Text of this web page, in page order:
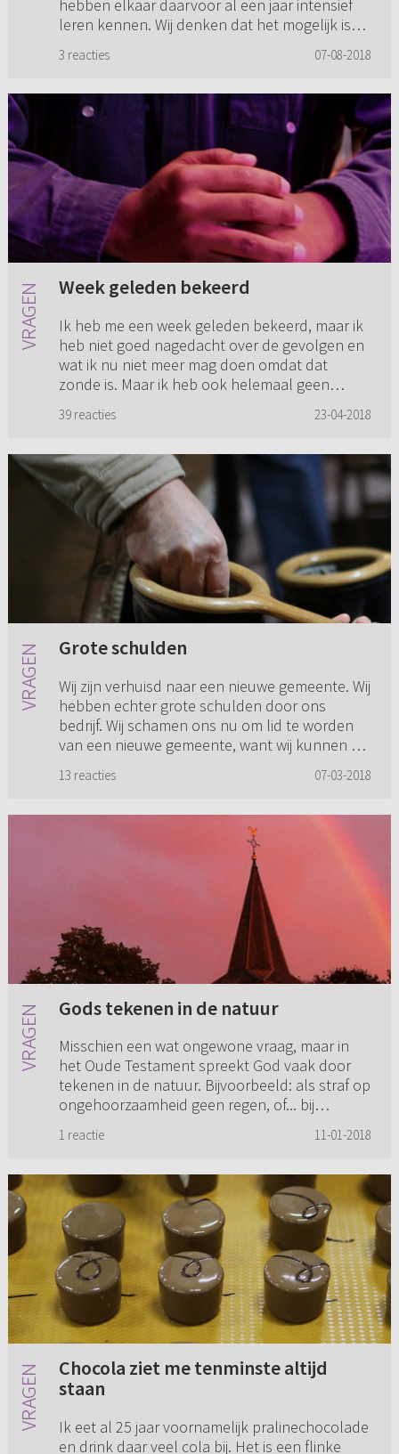
hebben elkaar daarvoor al een jaar intensief
leren kennen. Wij denken dat het mogelijk is
3 reacties 07-08-2018
Week geleden bekeerd
Ik heb me een week geleden bekeerd, maar ik
heb niet goed nagedacht over de gevolgen en
wat ik nu niet meer mag doen omdat dat
zonde is. Maar ik heb ook helemaal geen
39 reacties 23-04-2018
Grote schulden
Wij zijn verhuisd naar een nieuwe gemeente. Wij
hebben echter grote schulden door ons
bedrijf. Wij schamen ons nu om lid te worden
van een nieuwe gemeente, want wij kunnen de
13 reacties 07-03-2018
Gods tekenen in de natuur
Misschien een wat ongewone vraag, maar in
het Oude Testament spreekt God vaak door
tekenen in de natuur. Bijvoorbeeld: als straf op
ongehoorzaamheid geen regen, of... bij
1 reactie 11-01-2018
Chocola ziet me tenminste altijd
staan
Ik eet al 25 jaar voornamelijk pralinechocolade
en drink daar veel cola bij. Het is een flinke